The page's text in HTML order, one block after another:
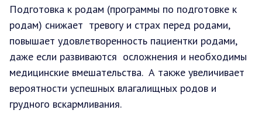
Подготовка к родам (программы по подготовке к
родам) снижает тревогу и страх перед родами,
повышает удовлетворенность пациентки родами,
даже если развиваются осложнения и необходимы
медицинские вмешательства. А также увеличивает
вероятности успешных влагалищных родов и
грудного вскармливания.